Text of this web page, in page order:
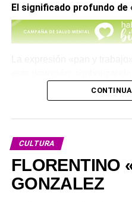
El significado profundo de
esfuerzo personal para
alcanzar la estabilidad y el
Oración a San Cayetano
Tal como señala laAgencia
CULTURA
FLORENTINO
GONZALEZ